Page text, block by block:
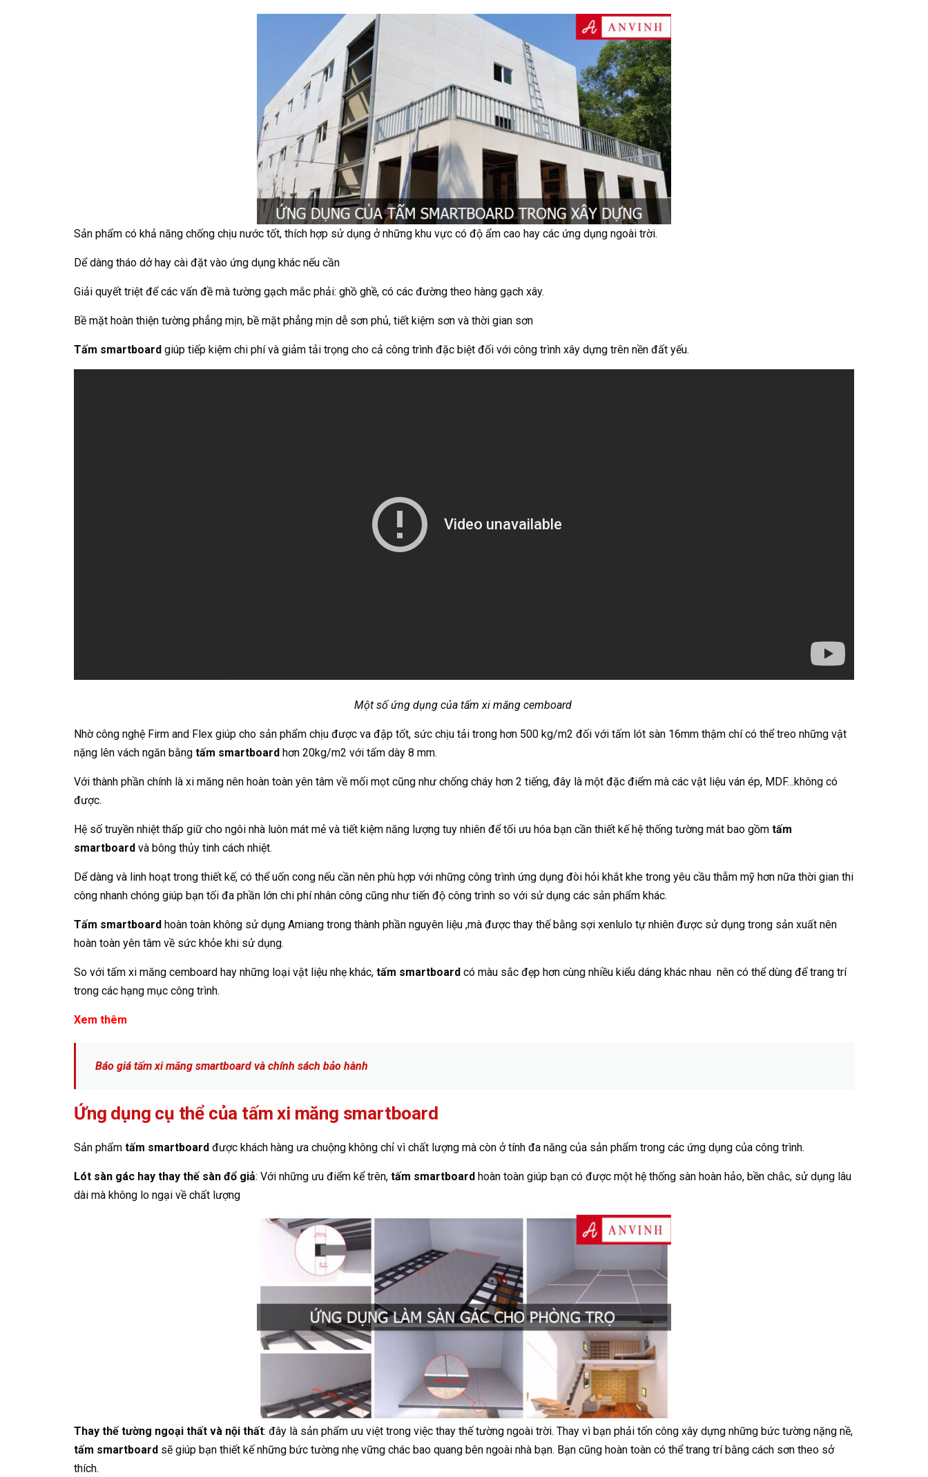
Sản phẩm có khả năng chống chịu nước tốt, thích hợp sử dụng ở những khu vực có độ ẩm cao hay các ứng dụng ngoài trời.
Dể dàng tháo dở hay cài đặt vào ứng dụng khác nếu cần
Giải quyết triệt để các vấn đề mà tường gạch mắc phải: ghồ ghề, có các đường theo hàng gạch xây.
Bề mặt hoàn thiện tường phẳng mịn, bề mặt phẳng mịn dễ sơn phủ, tiết kiệm sơn và thời gian sơn
Tấm smartboard giúp tiếp kiệm chi phí và giảm tải trọng cho cả công trình đặc biệt đối với công trình xây dựng trên nền đất yếu.
Một số ứng dụng của tấm xi măng cemboard
Nhờ công nghệ Firm and Flex giúp cho sản phẩm chịu được va đập tốt, sức chịu tải trong hơn 500 kg/m2 đối với tấm lót sàn 16mm thậm chí có thể treo những vật
nặng lên vách ngăn bằng tấm smartboard hơn 20kg/m2 với tấm dày 8 mm.
Với thành phần chính là xi măng nên hoàn toàn yên tâm về mối mọt cũng như chống cháy hơn 2 tiếng, đây là một đặc điểm mà các vật liệu ván ép, MDF…không có
được.
Hệ số truyền nhiệt thấp giữ cho ngôi nhà luôn mát mẻ và tiết kiệm năng lượng tuy nhiên để tối ưu hóa bạn cần thiết kế hệ thống tường mát bao gồm tấm
smartboard và bông thủy tinh cách nhiệt.
Dể dàng và linh hoạt trong thiết kế, có thể uốn cong nếu cần nên phù hợp với những công trình ứng dụng đòi hỏi khắt khe trong yêu cầu thẫm mỹ hơn nữa thời gian thi
công nhanh chóng giúp bạn tối đa phần lớn chi phí nhân công cũng như tiến độ công trình so với sử dụng các sản phẩm khác.
Tấm smartboard hoàn toàn không sử dụng Amiang trong thành phần nguyên liệu ,mà được thay thế bằng sợi xenlulo tự nhiên được sử dụng trong sản xuất nên
hoàn toàn yên tâm về sức khỏe khi sử dụng.
So với tấm xi măng cemboard hay những loại vật liệu nhẹ khác, tấm smartboard có màu sắc đẹp hơn cùng nhiều kiểu dáng khác nhau nên có thể dùng để trang trí
trong các hạng mục công trình.
Xem thêm
Báo giá tấm xi măng smartboard và chính sách bảo hành
Ứng dụng cụ thể của tấm xi măng smartboard
Sản phẩm tấm smartboard được khách hàng ưa chuộng không chỉ vì chất lượng mà còn ở tính đa năng của sản phẩm trong các ứng dụng của công trình.
Lót sàn gác hay thay thế sàn đổ giả: Với những ưu điểm kể trên, tấm smartboard hoàn toàn giúp bạn có được một hệ thống sàn hoàn hảo, bền chắc, sử dụng lâu
dài mà không lo ngại về chất lượng
Thay thế tường ngoại thất và nội thất: đây là sản phẩm ưu việt trong việc thay thế tường ngoài trời. Thay vì bạn phải tốn công xây dựng những bức tường nặng nề,
tấm smartboard sẽ giúp bạn thiết kế những bức tường nhẹ vững chác bao quang bên ngoài nhà bạn. Bạn cũng hoàn toàn có thể trang trí bằng cách sơn theo sở
thích.